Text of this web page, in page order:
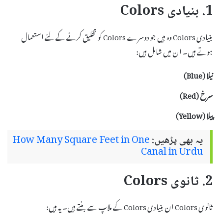
1. بنیادی Colors
بنیادی Colors وہ ہیں جو دوسرے Colors کو تخلیق کرنے کے لئے استعمال
ہوتے ہیں۔ ان میں شامل ہیں:
نیلا (Blue)
سرخ (Red)
پیلا (Yellow)
یہ بھی پڑھیں:How Many Square Feet in One
Canal in Urdu
2. ثانوی Colors
ثانوی Colors ان بنیادی Colors کے ملاپ سے بنتے ہیں۔ یہ ہیں: